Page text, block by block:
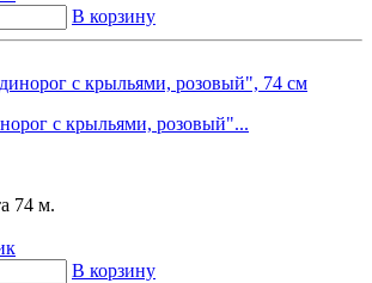
В корзину
с крыльями, розовый"...
74 м.
В корзину